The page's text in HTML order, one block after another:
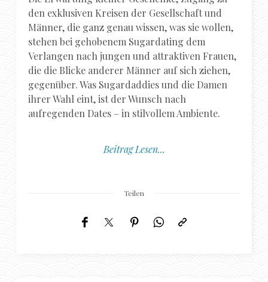
den exklusiven Kreisen der Gesellschaft und
Männer, die ganz genau wissen, was sie wollen,
stehen bei gehobenem Sugardating dem
Verlangen nach jungen und attraktiven Frauen,
die die Blicke anderer Männer auf sich ziehen,
gegenüber. Was Sugardaddies und die Damen
ihrer Wahl eint, ist der Wunsch nach
aufregenden Dates – in stilvollem Ambiente.
Beitrag Lesen...
Teilen